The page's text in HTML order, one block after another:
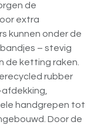
de
extra
kunnen onder de
– stevig
de ketting raken.
rubber
handgrepen tot
Door de